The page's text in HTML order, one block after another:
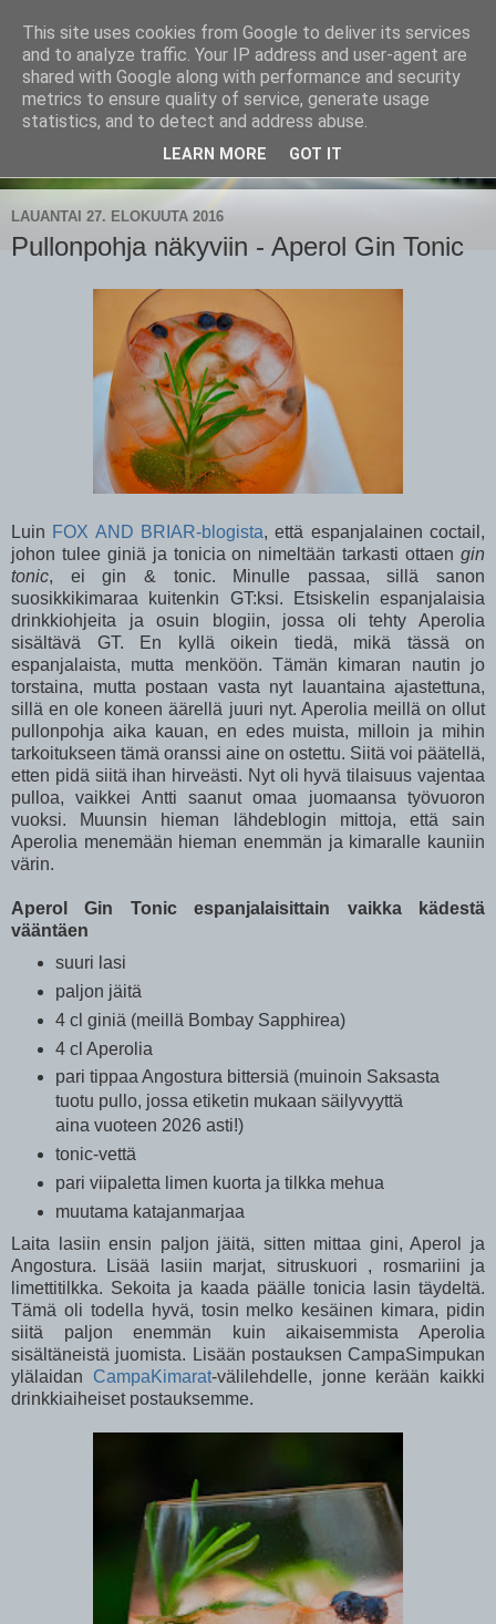
CampaSimpukka
kammen- ja kauhanpyöritystä
LAUANTAI 27. ELOKUUTA 2016
Pullonpohja näkyviin - Aperol Gin Tonic
Luin FOX AND BRIAR-blogista, että espanjalainen coctail,
johon tulee giniä ja tonicia on nimeltään tarkasti ottaen gin
tonic, ei gin & tonic. Minulle passaa, sillä sanon
suosikkikimaraa kuitenkin GT:ksi. Etsiskelin espanjalaisia
drinkkiohjeita ja osuin blogiin, jossa oli tehty Aperolia
sisältävä GT. En kyllä oikein tiedä, mikä tässä on
espanjalaista, mutta menköön. Tämän kimaran nautin jo
torstaina, mutta postaan vasta nyt lauantaina ajastettuna,
sillä en ole koneen äärellä juuri nyt. Aperolia meillä on ollut
pullonpohja aika kauan, en edes muista, milloin ja mihin
tarkoitukseen tämä oranssi aine on ostettu. Siitä voi päätellä,
etten pidä siitä ihan hirveästi. Nyt oli hyvä tilaisuus vajentaa
pulloa, vaikkei Antti saanut omaa juomaansa työvuoron
vuoksi. Muunsin hieman lähdeblogin mittoja, että sain
Aperolia menemään hieman enemmän ja kimaralle kauniin
värin.
Aperol Gin Tonic espanjalaisittain vaikka kädestä
vääntäen
suuri lasi
paljon jäitä
4 cl giniä (meillä Bombay Sapphirea)
4 cl Aperolia
pari tippaa Angostura bittersiä (muinoin Saksasta
tuotu pullo, jossa etiketin mukaan säilyvyyttä
aina vuoteen 2026 asti!)
tonic-vettä
pari viipaletta limen kuorta ja tilkka mehua
muutama katajanmarjaa
Laita lasiin ensin paljon jäitä, sitten mittaa gini, Aperol ja
Angostura. Lisää lasiin marjat, sitruskuori , rosmariini ja
limettitilkka. Sekoita ja kaada päälle tonicia lasin täydeltä.
Tämä oli todella hyvä, tosin melko kesäinen kimara, pidin
siitä paljon enemmän kuin aikaisemmista Aperolia
sisältäneistä juomista. Lisään postauksen CampaSimpukan
ylälaidan CampaKimarat-välilehdelle, jonne kerään kaikki
drinkkiaiheiset postauksemme.
This site uses cookies from Google to deliver its services
and to analyze traffic. Your IP address and user-agent are
shared with Google along with performance and security
metrics to ensure quality of service, generate usage
statistics, and to detect and address abuse.
LEARN MORE GOT IT